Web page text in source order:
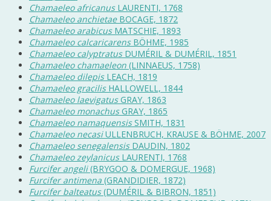
Chamaeleo africanusLAURENTI, 1768
Chamaeleo anchietaeBOCAGE, 1872
Chamaeleo arabicusMATSCHIE, 1893
Chamaeleo calcaricarensBÖHME, 1985
Chamaeleo calyptratusDUMÉRIL & DUMÉRIL, 1851
Chamaeleo chamaeleon (LINNAEUS, 1758)
Chamaeleo dilepisLEACH, 1819
Chamaeleo gracilisHALLOWELL, 1844
Chamaeleo laevigatusGRAY, 1863
Chamaeleo monachusGRAY, 1865
Chamaeleo namaquensisSMITH, 1831
Chamaeleo necasiULLENBRUCH, KRAUSE & BÖHME, 2007
Chamaeleo senegalensisDAUDIN, 1802
Chamaeleo zeylanicusLAURENTI, 1768
Furcifer angeli(BRYGOO & DOMERGUE, 1968)
Furcifer antimena (GRANDIDIER, 1872)
Furcifer balteatus(DUMÉRIL & BIBRON, 1851)